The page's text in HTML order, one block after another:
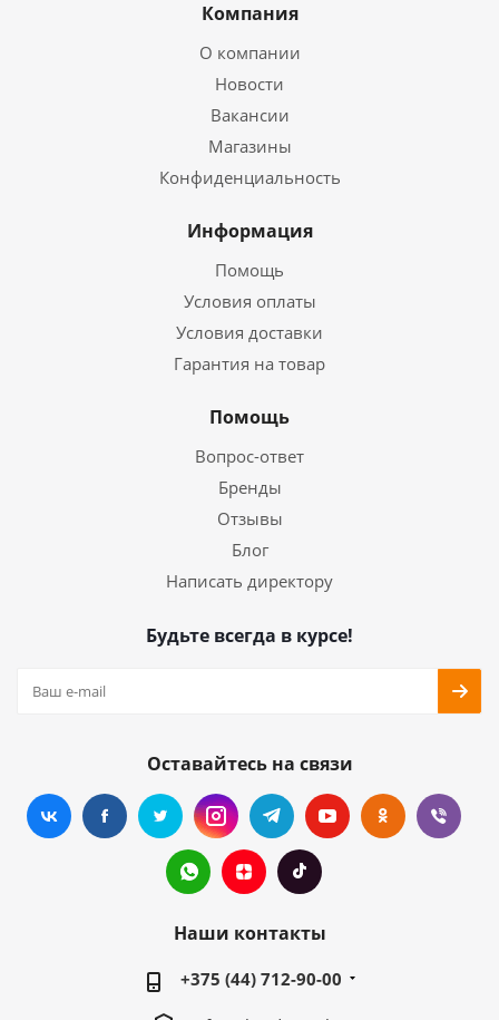
Компания
О компании
Новости
Вакансии
Магазины
Конфиденциальность
Информация
Помощь
Условия оплаты
Условия доставки
Гарантия на товар
Помощь
Вопрос-ответ
Бренды
Отзывы
Блог
Написать директору
Будьте всегда в курсе!
Оставайтесь на связи
Наши контакты
+375 (44) 712-90-00